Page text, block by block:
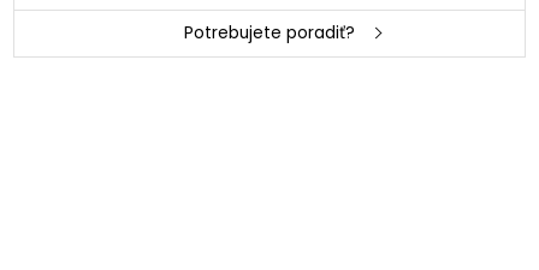
Potrebujete poradiť?